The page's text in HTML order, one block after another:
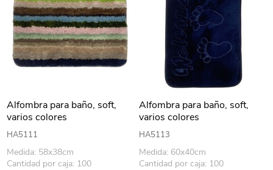
Alfombra para baño, soft,
varios colores
HA5111
Medida: 58x38cm
Cantidad por caja: 100
Alfombra para baño, soft,
varios colores
HA5113
Medida: 60x40cm
Cantidad por caja: 100